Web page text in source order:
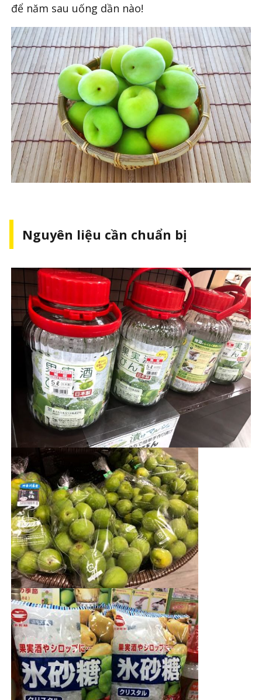
để năm sau uống dần nào!
Nguyên liệu cần chuẩn bị